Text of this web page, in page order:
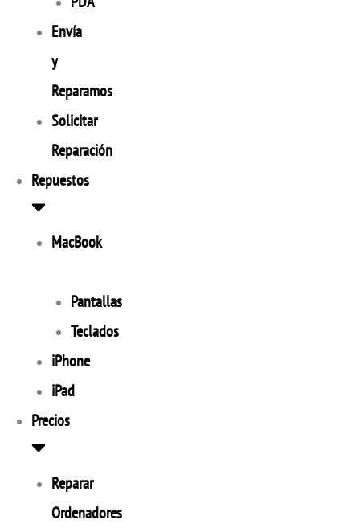
Envía
y
Reparamos
Solicitar
Reparación
Repuestos
MacBook
Pantallas
Teclados
iPhone
iPad
Precios
Reparar
Ordenadores